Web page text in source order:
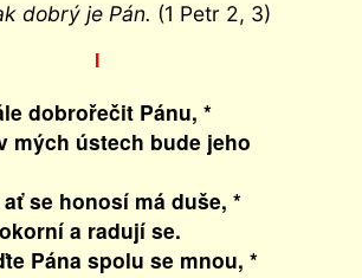
dobrý je Pán. (1 Petr 2, 3)
I
dobrořečit Pánu, *
ústech bude jeho
se honosí má duše, *
a radují se.
Pána spolu se mnou, *